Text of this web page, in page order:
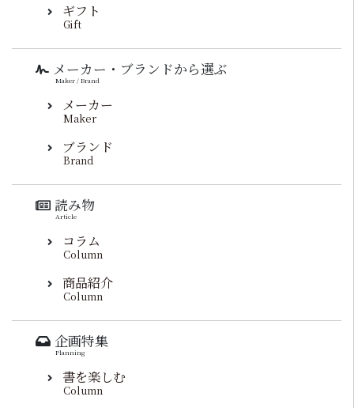
ギフト
Gift
メーカー・ブランドから選ぶ
Maker / Brand
メーカー
Maker
ブランド
Brand
読み物
Article
コラム
Column
商品紹介
Column
企画特集
Planning
書を楽しむ
Column